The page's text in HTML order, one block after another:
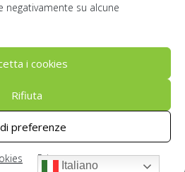
su alcune
i cookies
Rifiuta
preferenze
Privacy
SOCIAL
Privacy Cookies
Italiano